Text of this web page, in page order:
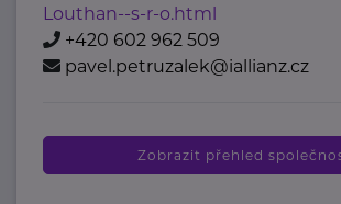
Louthan--s-r-o.html
+420 602 962 509
pavel.petruzalek@iallianz.cz
Zobrazit přehled